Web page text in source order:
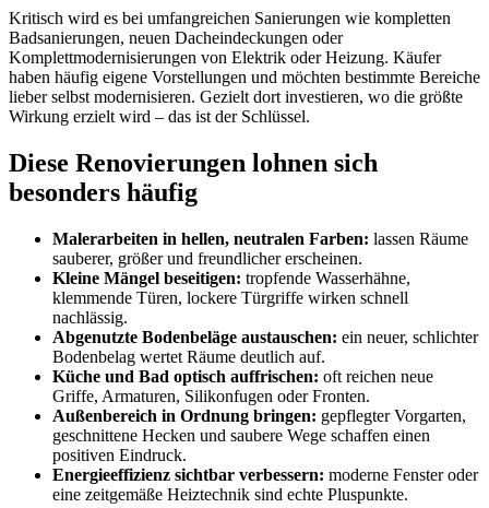
Kritisch wird es bei umfangreichen Sanierungen wie kompletten
Badsanierungen, neuen Dacheindeckungen oder
Komplettmodernisierungen von Elektrik oder Heizung. Käufer
haben häufig eigene Vorstellungen und möchten bestimmte Bereiche
lieber selbst modernisieren. Gezielt dort investieren, wo die größte
Wirkung erzielt wird – das ist der Schlüssel.
Diese Renovierungen lohnen sich
besonders häufig
Malerarbeiten in hellen, neutralen Farben: lassen Räume
sauberer, größer und freundlicher erscheinen.
Kleine Mängel beseitigen: tropfende Wasserhähne,
klemmende Türen, lockere Türgriffe wirken schnell
nachlässig.
Abgenutzte Bodenbeläge austauschen: ein neuer, schlichter
Bodenbelag wertet Räume deutlich auf.
Küche und Bad optisch auffrischen: oft reichen neue
Griffe, Armaturen, Silikonfugen oder Fronten.
Außenbereich in Ordnung bringen: gepflegter Vorgarten,
geschnittene Hecken und saubere Wege schaffen einen
positiven Eindruck.
Energieeffizienz sichtbar verbessern: moderne Fenster oder
eine zeitgemäße Heiztechnik sind echte Pluspunkte.